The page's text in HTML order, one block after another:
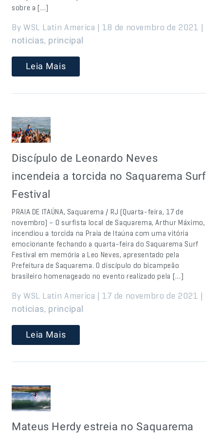
sobre a […]
By WSL Latin America | 18 de novembro de 2021 |
noticias, principal
Leia Mais
Discípulo de Leonardo Neves
incendeia a torcida no Saquarema Surf
Festival
PRAIA DE ITAÚNA, Saquarema / RJ (Quarta-feira, 17 de
novembro) – O surfista local de Saquarema, Arthur Máximo,
incendiou a torcida na Praia de Itaúna com uma vitória
emocionante fechando a quarta-feira do Saquarema Surf
Festival em memória a Leo Neves, apresentado pela
Prefeitura de Saquarema. O discípulo do bicampeão
brasileiro homenageado no evento realizado pela […]
By WSL Latin America | 17 de novembro de 2021 |
noticias, principal
Leia Mais
Mateus Herdy estreia no Saquarema